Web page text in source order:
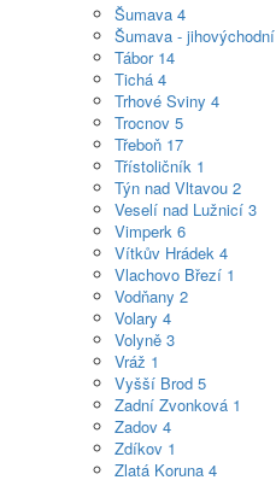
Šumava 4
Šumava - jihovýchodní
Tábor 14
Tichá 4
Trhové Sviny 4
Trocnov 5
Třeboň 17
Třístoličník 1
Týn nad Vltavou 2
Veselí nad Lužnicí 3
Vimperk 6
Vítkův Hrádek 4
Vlachovo Březí 1
Vodňany 2
Volary 4
Volyně 3
Vráž 1
Vyšší Brod 5
Zadní Zvonková 1
Zadov 4
Zdíkov 1
Zlatá Koruna 4